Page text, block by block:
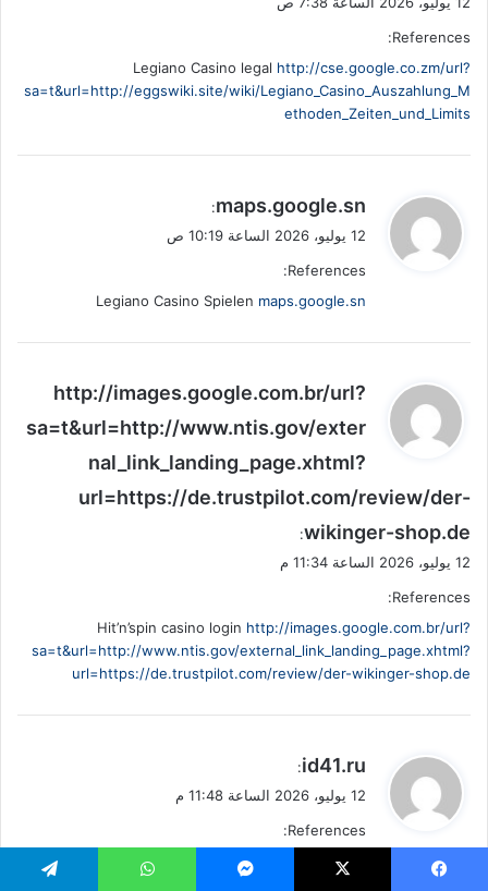
References:
Legiano Casino legal http://cse.google.co.zm/url?
sa=t&url=http://eggswiki.site/wiki/Legiano_Casino_Auszahlung_M
ethoden_Zeiten_und_Limits
ي
ل
maps.google.sn
:
12 يوليو، 2026 الساعة 10:19 ص
References:
Legiano Casino Spielen maps.google.sn
ي
و
ل
http://images.google.com.br/url?
sa=t&url=http://www.ntis.gov/exter
nal_link_landing_page.xhtml?
url=https://de.trustpilot.com/review/der-
wikinger-shop.de
:
12 يوليو، 2026 الساعة 11:34 م
References:
Hit’n’spin casino login http://images.google.com.br/url?
sa=t&url=http://www.ntis.gov/external_link_landing_page.xhtml?
url=https://de.trustpilot.com/review/der-wikinger-shop.de
ي
ل
id41.ru
:
12 يوليو، 2026 الساعة 11:48 م
References:
Hitnspin casino kostenlos spielen
id41.ru